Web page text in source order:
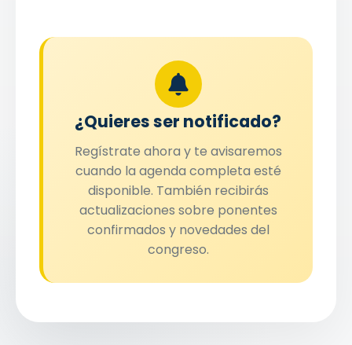
¿Quieres ser notificado?
Regístrate ahora y te avisaremos
cuando la agenda completa esté
disponible. También recibirás
actualizaciones sobre ponentes
confirmados y novedades del
congreso.